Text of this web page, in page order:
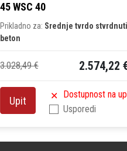
45 WSC 40
Prikladno za: Srednje tvrdo stvrdnuti
beton
3.028,49 € 2.574,22
Upit
Dostupnost na
Usporedi